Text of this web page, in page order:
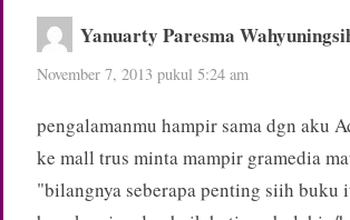
Yanuarty Paresma
November 7, 2013 pukul 5:24 am
pengalamanmu hampir sama dgn aku
ke mall trus minta mampir gramedia
"bilangnya seberapa penting siih buku